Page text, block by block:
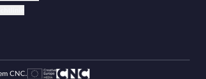
CNC.